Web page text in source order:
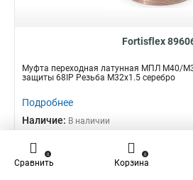
Fortisflex
Муфта переходная латунная МПЛ М40/
защиты 68IP Резьба M32x1.5 серебро
Подробнее
Наличие: В наличии
366,76 ₽
–
Сравнить
0
Корзина
0